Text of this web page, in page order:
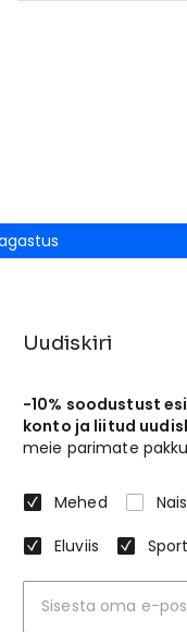
Uudiskiri
-10% soodustust
konto ja liitud
meie parimate
Mehed
Eluviis
Sport